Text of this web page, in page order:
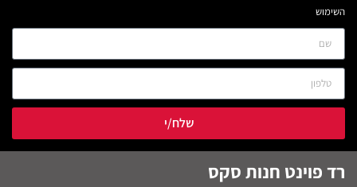
השימוש
שלח/י
רד פוינט חנות סקס